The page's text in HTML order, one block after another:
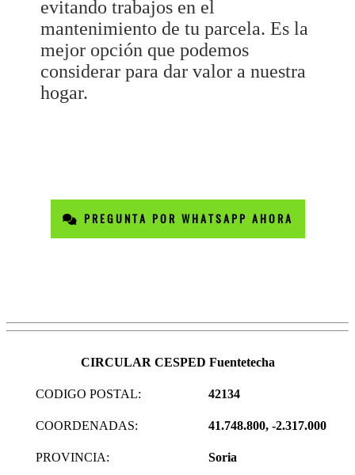
evitando trabajos en el
mantenimiento de tu parcela. Es la
mejor opción que podemos
considerar para dar valor a nuestra
hogar.
PREGUNTA POR WHATSAPP AHORA
CIRCULAR CESPED Fuentetecha
CODIGO POSTAL: 42134
COORDENADAS: 41.748.800, -2.317.000
PROVINCIA: Soria